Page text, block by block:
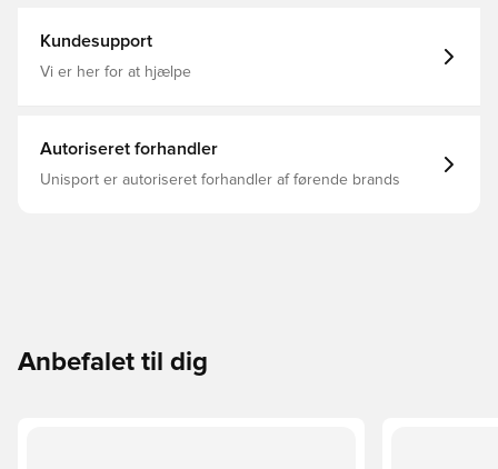
Kundesupport
Vi er her for at hjælpe
Autoriseret forhandler
Unisport er autoriseret forhandler af førende brands
Anbefalet til dig